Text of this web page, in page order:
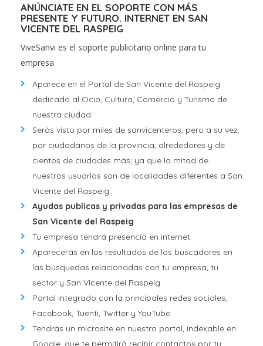
ANÚNCIATE EN EL SOPORTE CON MÁS
PRESENTE Y FUTURO. INTERNET EN SAN
VICENTE DEL RASPEIG
ViveSanvi es el soporte publicitario online para tu
empresa.
Aparece en el Portal de San Vicente del Raspeig
dedicado al Ocio, Cultura, Comercio y Turismo de
nuestra ciudad.
Serás visto por miles de sanvicenteros, pero a su vez,
por ciudadanos de la provincia, alrededores y de
cientos de ciudades más; ya que la mitad de
nuestros usuarios son de localidades diferentes a San
Vicente del Raspeig.
Ayudas publicas y privadas para las empresas de
San Vicente del Raspeig
Tu empresa tendrá presencia en internet.
Aparecerás en los resultados de los buscadores en
las búsquedas relacionadas con tu empresa, tu
sector y San Vicente del Raspeig.
Portal integrado con la principales redes sociales,
Facebook, Tuenti, Twitter y YouTube.
Tendrás un microsite en nuestro portal, indexable en
Google, que te permitirá recibir contactos por tu